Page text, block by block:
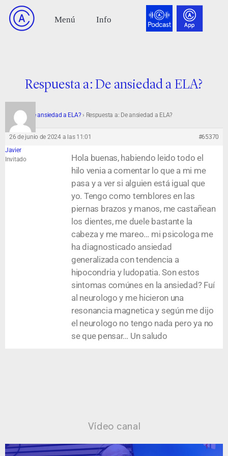
Respuesta a: De ansiedad a ELA?
Foro › De ansiedad a ELA?› Respuesta a: De ansiedad a ELA?
26 de junio de 2024 a las 11:01
#65370
Javier
Invitado
Hola buenas, habiendo leido todo el
hilo venia a comentar lo que a mi me
pasa y a ver si alguien está igual que
yo. Tengo como temblores en las
piernas brazos y manos, me castañean
los dientes, me duele bastante la
cabeza y me mareo… mi psicologa me
ha diagnosticado ansiedad
generalizada con tendencia a
hipocondria y ludopatia. Son estos
sintomas comúnes en la ansiedad? Fuí
al neurologo y me hicieron una
resonancia magnetica y según me dijo
el neurologo no tengo nada pero ya no
se que pensar… Un saludo
Vídeo canal